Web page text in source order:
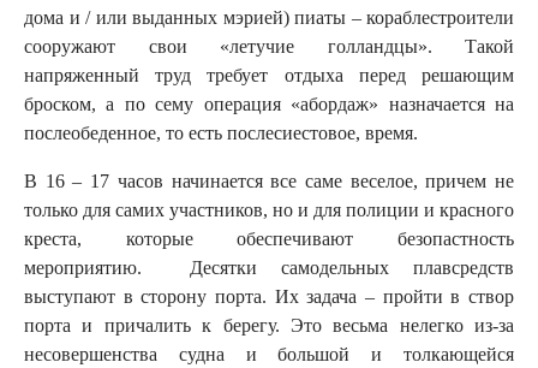
дома и / или выданных мэрией) пиаты – кораблестроители
сооружают свои «летучие голландцы». Такой
напряженный труд требует отдыха перед решающим
броском, а по сему операция «абордаж» назначается на
послеобеденное, то есть послесиестовое, время.
В 16 – 17 часов начинается все саме веселое, причем не
только для самих участников, но и для полиции и красного
креста, которые обеспечивают безопастность
мероприятию. Десятки самодельных плавсредств
выступают в сторону порта. Их задача – пройти в створ
порта и причалить к берегу. Это весьма нелегко из-за
несовершенства судна и большой и толкающейся